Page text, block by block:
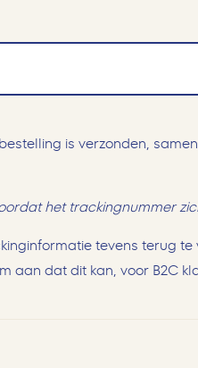
is verzonden,
het trackingnummer
tevens terug te
aan dat dit kan, voor B2C